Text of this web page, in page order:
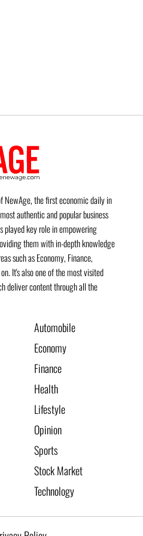
NewAge, the first economic daily in
authentic and popular business
played key role in empowering
them with in-depth knowledge
such as Economy, Finance,
It's also one of the most visited
deliver content through all the
Automobile
Economy
Finance
Health
Lifestyle
Opinion
Sports
Stock Market
Technology